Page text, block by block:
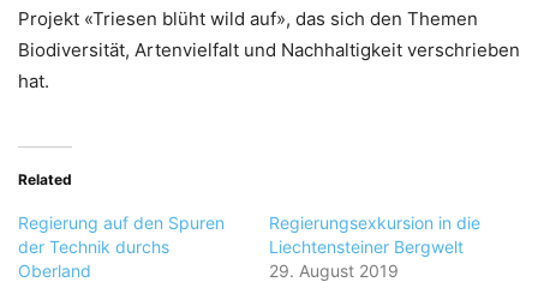
Projekt «Triesen blüht wild auf», das sich den Themen
Biodiversität, Artenvielfalt und Nachhaltigkeit verschrieben
hat.
Related
Regierung auf den Spuren
der Technik durchs
Oberland
Regierungsexkursion in die
Liechtensteiner Bergwelt
29. August 2019